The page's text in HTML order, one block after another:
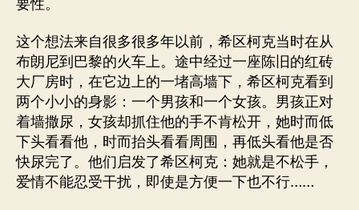
要性。
这个想法来自很多很多年以前，希区柯克当时在从
布朗尼到巴黎的火车上。途中经过一座陈旧的红砖
大厂房时，在它边上的一堵高墙下，希区柯克看到
两个小小的身影：一个男孩和一个女孩。男孩正对
着墙撒尿，女孩却抓住他的手不肯松开，她时而低
下头看看他，时而抬头看看周围，再低头看他是否
快尿完了。他们启发了希区柯克：她就是不松手，
爱情不能忍受干扰，即使是方便一下也不行……